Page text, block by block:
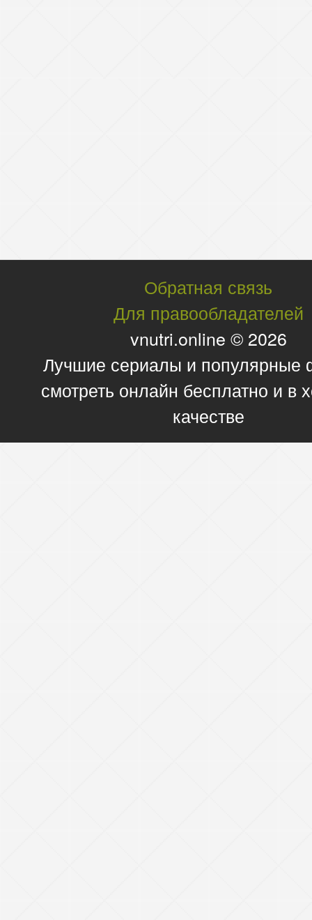
Обратная связь
Для правообладателей
vnutri.online © 2026
Лучшие сериалы и
смотреть онлайн бесплатно и в
качестве